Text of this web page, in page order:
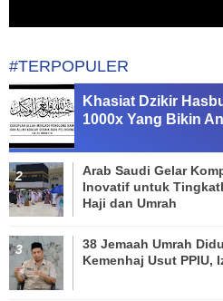
#TERPOPULER
Khasiat Dzikir
1000x Yang Bikin
Arab Saudi Gelar
Inovatif untuk
Haji dan Umrah
38 Jemaah Umrah
Kemenhaj Usut PPIU,